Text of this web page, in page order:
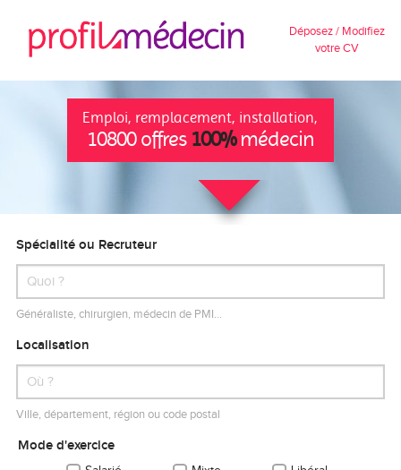
Déposez / Modifiez
votre CV
Emploi, remplacement, installation,
10800 offres 100%médecin
Spécialité ou Recruteur
Généraliste, chirurgien, médecin de PMI…
Localisation
Ville, département, région ou code postal
Mode d'exercice